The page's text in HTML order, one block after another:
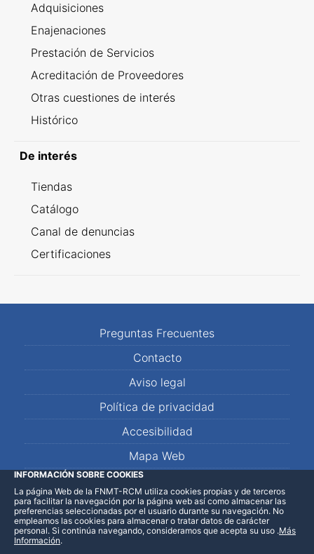
Adquisiciones
Enajenaciones
Prestación de Servicios
Acreditación de Proveedores
Otras cuestiones de interés
Histórico
De interés
Tiendas
Catálogo
Canal de denuncias
Certificaciones
Preguntas Frecuentes
Contacto
Aviso legal
Política de privacidad
Accesibilidad
Mapa Web
LinkedInFacebookWhatsApp
INFORMACIÓN SOBRE COOKIES
La página Web de la FNMT-RCM utiliza cookies propias y de terceros
para facilitar la navegación por la página web así como almacenar las
preferencias seleccionadas por el usuario durante su navegación. No
empleamos las cookies para almacenar o tratar datos de carácter
personal. Si continúa navegando, consideramos que acepta su uso .Más
Información.